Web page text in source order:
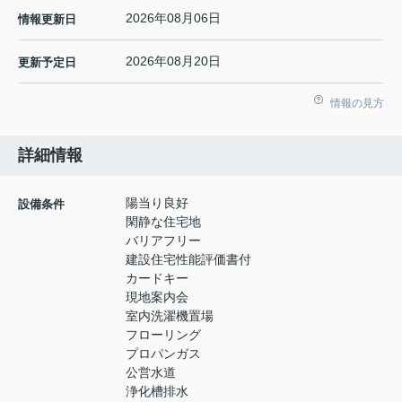
情報更新日 2026年08月06日
更新予定日 2026年08月20日
情報の見方
詳細情報
設備条件
陽当り良好
閑静な住宅地
バリアフリー
建設住宅性能評価書付
カードキー
現地案内会
室内洗濯機置場
フローリング
プロパンガス
公営水道
浄化槽排水